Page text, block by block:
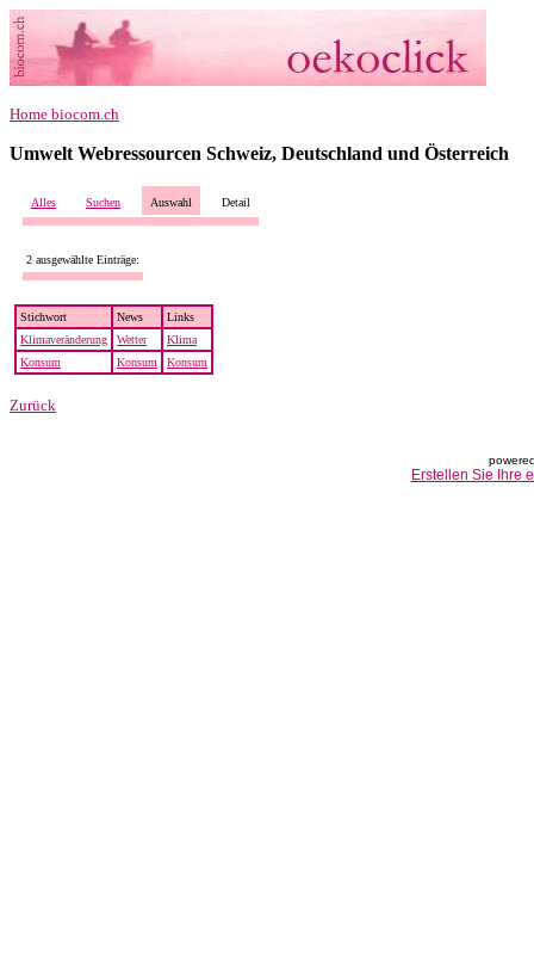
Home biocom.ch
Umwelt Webressourcen Schweiz, Deutschland und Österreich
Alles Suchen Auswahl Detail
2 ausgewählte Einträge:
Stichwort News
Links
Klimaveränderung
Wetter
Klima
Konsum
Konsum Konsum
Zurück
Erstellen Sie Ihre